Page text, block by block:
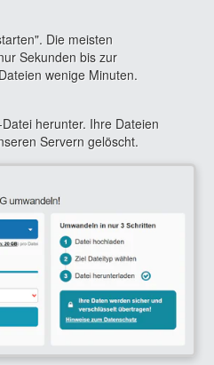
Die meisten
Sekunden bis zur
wenige Minuten.
herunter. Ihre Dateien
Servern gelöscht.